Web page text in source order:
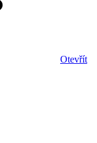
Otevřít